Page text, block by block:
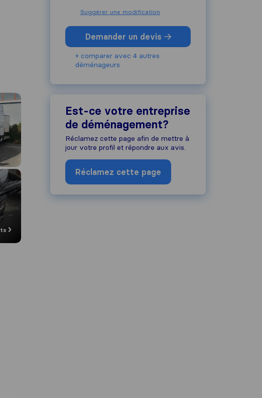
Suggérer une modification
Demander un devis
+ comparer avec 4 autres
déménageurs
Est-ce votre entreprise
de déménagement?
Réclamez cette page afin de mettre à
jour votre profil et répondre aux avis.
Réclamez cette page